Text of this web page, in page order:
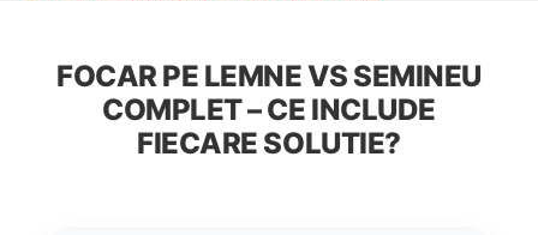
FOCAR PE LEMNE VS SEMINEU
COMPLET – CE INCLUDE
FIECARE SOLUTIE?